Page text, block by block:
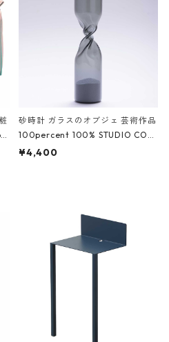
砂時計 ガラスのオブジェ 芸術作品
100percent 100% STUDIO COH
AKU Timeless 100パーセント ス
¥4,400